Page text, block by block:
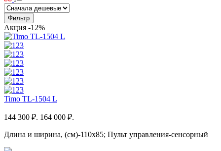
Фильтр
Акция -12%
Timo TL-1504 L
144 300 ₽. 164 000 ₽.
Длина и ширина, (см)-110x85; Пульт управления-сенсорный